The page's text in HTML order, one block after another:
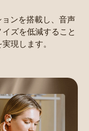
ンを搭載し、音声
ズを低減すること
現します。